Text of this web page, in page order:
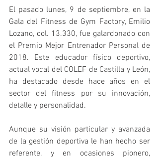
El pasado lunes, 9 de septiembre, en la
Gala del Fitness de Gym Factory, Emilio
Lozano, col. 13.330, fue galardonado con
el Premio Mejor Entrenador Personal de
2018. Este educador físico deportivo,
actual vocal del COLEF de Castilla y León,
ha destacado desde hace años en el
sector del fitness por su innovación,
detalle y personalidad.
Aunque su visión particular y avanzada
de la gestión deportiva le han hecho ser
referente, y en ocasiones pionero,